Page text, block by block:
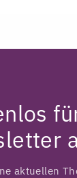
aktuellen